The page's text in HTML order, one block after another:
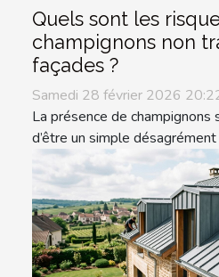
Quels sont les
champignons non
façades ?
Samedi 28 février 2026
La présence de champignons
d’être un simple